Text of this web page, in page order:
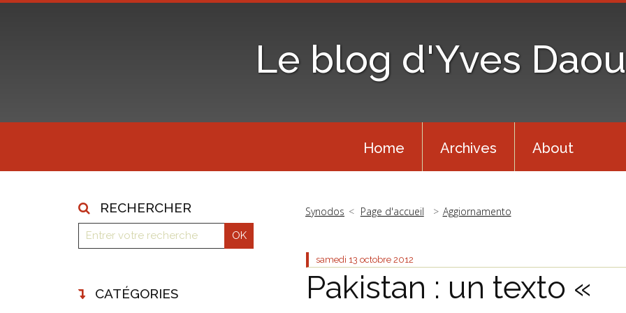
Le blog d'Yves
Home Archives About
RECHERCHER
CATÉGORIES
Synodos Page d'accueil Aggiornamento
samedi 13 octobre 2012
Pakistan : un texto «